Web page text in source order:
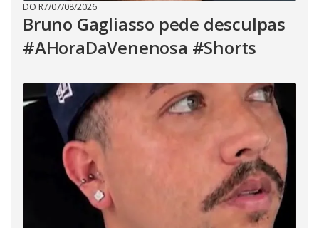
DO R7/07/08/2026
Bruno Gagliasso pede desculpas
#AHoraDaVenenosa #Shorts